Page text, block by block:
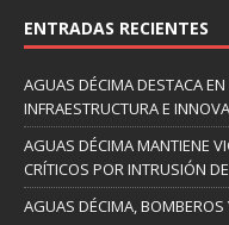
ENTRADAS RECIENTES
AGUAS DÉCIMA DESTACA
INFRAESTRUCTURA E
AGUAS DÉCIMA MANTIENE
CRÍTICOS POR INTRUSIÓN
AGUAS DÉCIMA, BOMBEROS